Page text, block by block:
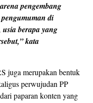
pengembang
di
berapa yang
kata
juga merupakan bentuk
perwujudan PP
paparan konten yang